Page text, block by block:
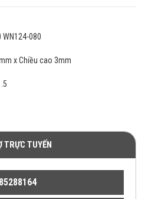
080
x Chiều cao 3mm
TRỰC TUYẾN